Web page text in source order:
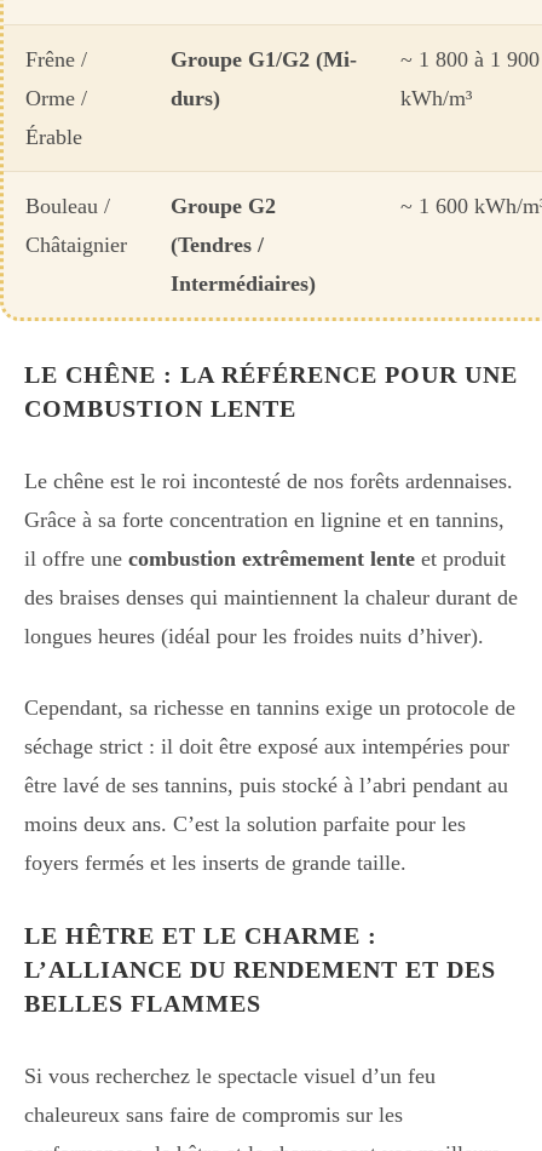
Frêne /
Orme /
Érable
Groupe G1/G2 (Mi-
durs)
~ 1 800 à 1 900
kWh/m³
Bouleau /
Châtaignier
Groupe G2
(Tendres /
Intermédiaires)
~ 1 600 kWh/
LE CHÊNE : LA RÉFÉRENCE POUR UNE
COMBUSTION LENTE
Le chêne est le roi incontesté de nos forêts ardennaises.
Grâce à sa forte concentration en lignine et en tannins,
il offre une combustion extrêmement lente et produit
des braises denses qui maintiennent la chaleur durant de
longues heures (idéal pour les froides nuits d’hiver).
Cependant, sa richesse en tannins exige un protocole de
séchage strict : il doit être exposé aux intempéries pour
être lavé de ses tannins, puis stocké à l’abri pendant au
moins deux ans. C’est la solution parfaite pour les
foyers fermés et les inserts de grande taille.
LE HÊTRE ET LE CHARME :
L’ALLIANCE DU RENDEMENT ET DES
BELLES FLAMMES
Si vous recherchez le spectacle visuel d’un feu
chaleureux sans faire de compromis sur les